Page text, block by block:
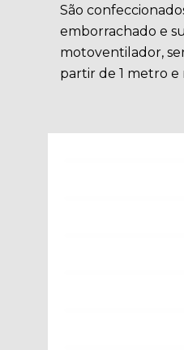
São
emborrachado e
motoventilador,
partir de 1 metro e